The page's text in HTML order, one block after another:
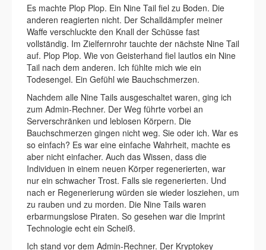
Es machte Plop Plop. Ein Nine Tail fiel zu Boden. Die
anderen reagierten nicht. Der Schalldämpfer meiner
Waffe verschluckte den Knall der Schüsse fast
vollständig. Im Zielfernrohr tauchte der nächste Nine Tail
auf. Plop Plop. Wie von Geisterhand fiel lautlos ein Nine
Tail nach dem anderen. Ich fühlte mich wie ein
Todesengel. Ein Gefühl wie Bauchschmerzen.
Nachdem alle Nine Tails ausgeschaltet waren, ging ich
zum Admin-Rechner. Der Weg führte vorbei an
Serverschränken und leblosen Körpern. Die
Bauchschmerzen gingen nicht weg. Sie oder ich. War es
so einfach? Es war eine einfache Wahrheit, machte es
aber nicht einfacher. Auch das Wissen, dass die
Individuen in einem neuen Körper regenerierten, war
nur ein schwacher Trost. Falls sie regenerierten. Und
nach er Regenerierung würden sie wieder losziehen, um
zu rauben und zu morden. Die Nine Tails waren
erbarmungslose Piraten. So gesehen war die Imprint
Technologie echt ein Scheiß.
Ich stand vor dem Admin-Rechner. Der Kryptokey